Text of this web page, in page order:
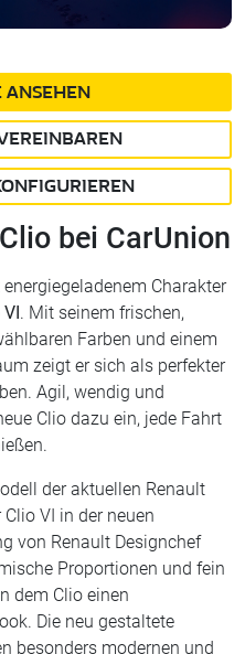
ANSEHEN
bei CarUnion
Charakter
. Mit seinem frischen,
Farben und einem
zeigt er sich als perfekter
Agil, wendig und
Clio dazu ein, jede Fahrt
der aktuellen Renault
VI in der neuen
von Renault Designchef
Proportionen und fein
dem Clio einen
Die neu gestaltete
besonders modernen und